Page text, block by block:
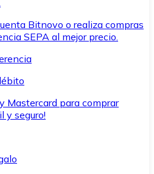
Bitnovo o realiza compras
SEPA al mejor precio.
Mastercard para comprar
y seguro!